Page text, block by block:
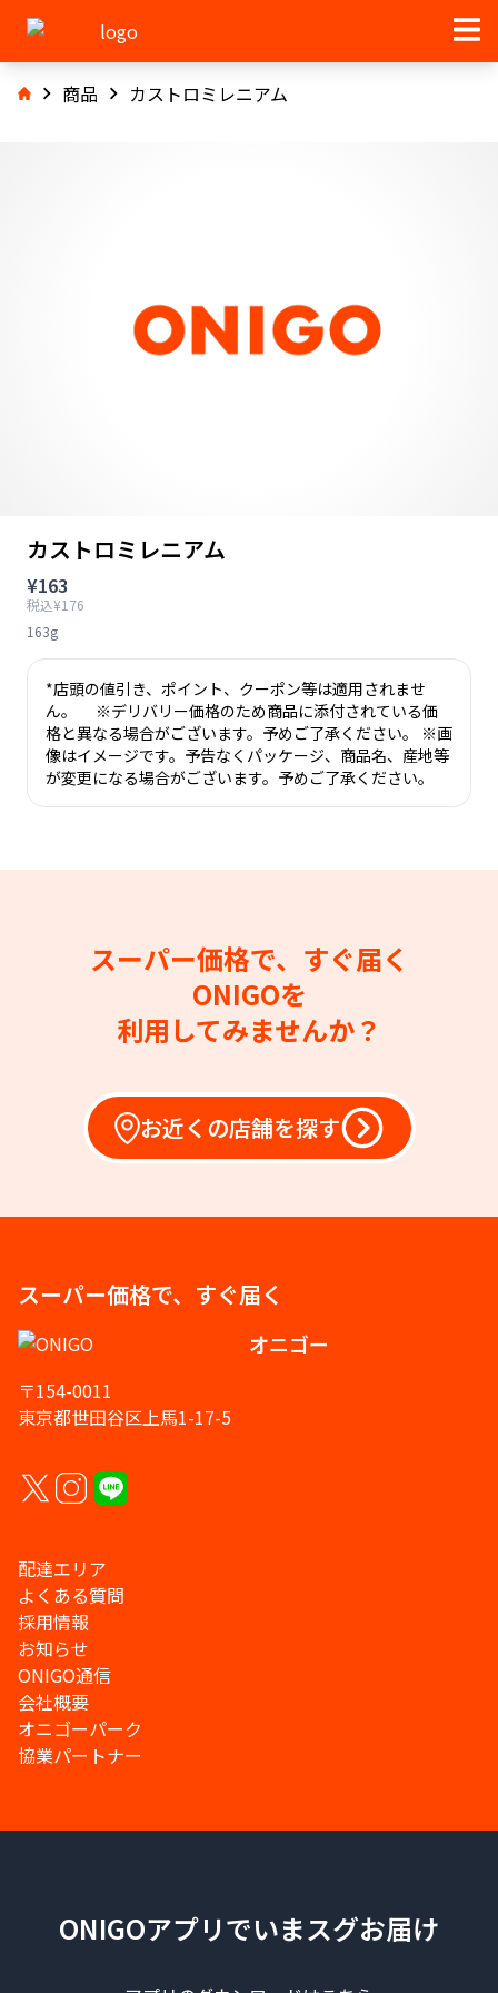
商品 カストロミレニアム
カストロミレニアム
¥163
税込¥176
163g
*店頭の値引き、ポイント、クーポン等は適用されませ
ん。 ※デリバリー価格のため商品に添付されている価
格と異なる場合がございます。予めご了承ください。 ※画
像はイメージです。予告なくパッケージ、商品名、産地等
が変更になる場合がございます。予めご了承ください。
スーパー価格で、すぐ届く
ONIGOを
利用してみませんか？
お近くの店舗を探す
スーパー価格で、すぐ届く
オニゴー
〒154-0011
東京都世田谷区上馬1-17-5
配達エリア
よくある質問
採用情報
お知らせ
ONIGO通信
会社概要
オニゴーパーク
協業パートナー
ONIGOアプリでいまスグお届け